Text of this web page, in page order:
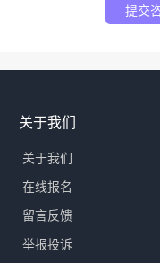
提交
关于我们
关于我们
在线报名
留言反馈
举报投诉